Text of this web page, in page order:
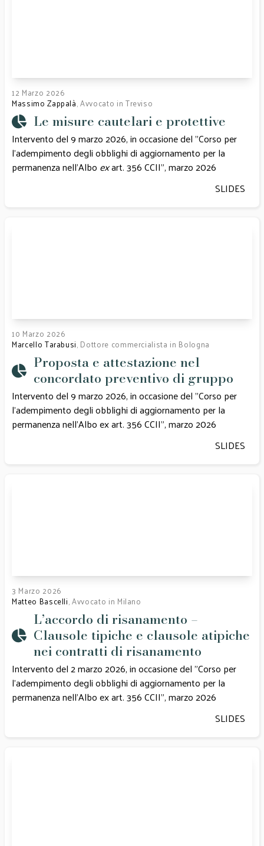
12 Marzo 2026
Massimo Zappalà, Avvocato in Treviso
Le misure cautelari e protettive
Intervento del 9 marzo 2026, in occasione del "Corso per
l'adempimento degli obblighi di aggiornamento per la
permanenza nell'Albo exart. 356 CCII", marzo 2026
SLIDES
10 Marzo 2026
Marcello Tarabusi, Dottore commercialista in Bologna
Proposta e attestazione nel
concordato preventivo di gruppo
Intervento del 9 marzo 2026, in occasione del "Corso per
l'adempimento degli obblighi di aggiornamento per la
permanenza nell'Albo ex art. 356 CCII", marzo 2026
SLIDES
3 Marzo 2026
Matteo Bascelli, Avvocato in Milano
L’accordo di risanamento –
Clausole tipiche e clausole atipiche
nei contratti di risanamento
Intervento del 2 marzo 2026, in occasione del "Corso per
l'adempimento degli obblighi di aggiornamento per la
permanenza nell'Albo ex art. 356 CCII", marzo 2026
SLIDES